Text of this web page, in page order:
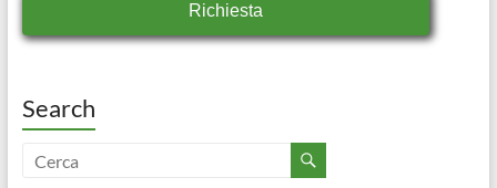
Richiesta
Search